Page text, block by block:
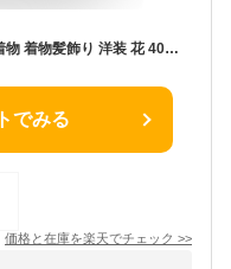
クリ 和装 黒留袖 結婚式 50代 60代 簪 着物 着物髪飾り 洋装 花 40代 成人式 ヘアクリップ 母親 ショート ヘアアクセサリー 桜
でみる
価格と在庫を楽天でチェック >>